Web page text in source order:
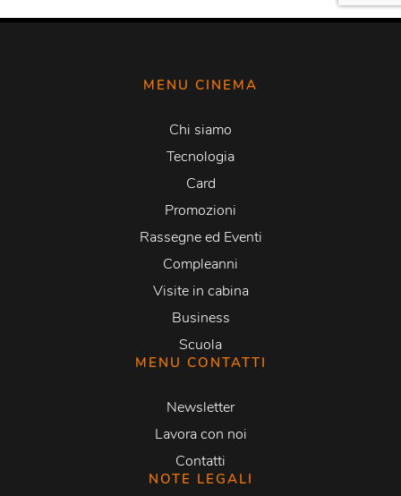
MENU CINEMA
Chi siamo
Tecnologia
Card
Promozioni
Rassegne ed Eventi
Compleanni
Visite in cabina
Business
Scuola
MENU CONTATTI
Newsletter
Lavora con noi
Contatti
NOTE LEGALI